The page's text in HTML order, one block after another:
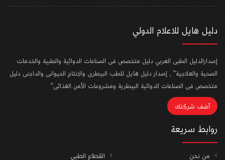
دليل هايل للاعلام الدولي
إصدارالدليل الطبى العربي دليل متخصص فى الصناعات الدوائية والطبية والخدمات
الصحية والعلاجية" , إصدار دليل هايل للطب البيطرى والانتاج الحيوانى والداجنى دليل
متخصص فى الصناعات الدوائية البيطرية ومشروعات الأمن الغذائى"
أضف شركتك
روابط سريعة
من نحن
القطاع الطبي